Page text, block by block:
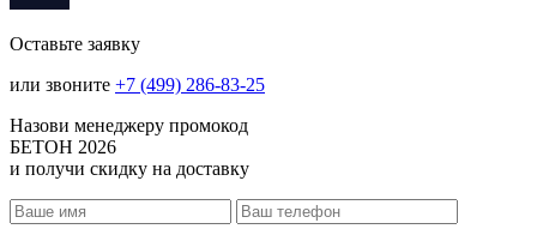
Оставьте заявку
или звоните +7 (499) 286-83-25
Назови менеджеру промокод
БЕТОН 2026
и получи скидку на доставку